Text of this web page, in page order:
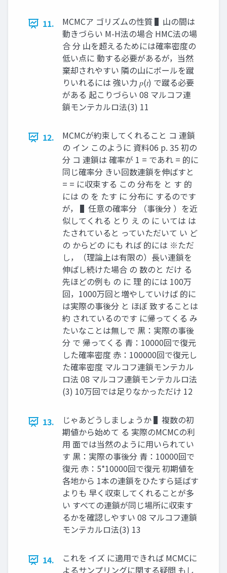
11.
MCMCア ゴリズムの性質 ▌山の間は
動きづらい M-H法の場合 HMC法の場
合 分 山を超えるためには確率密度の
低い点に 動する必要があるが，当然
棄却されやすい 隣の山にボールを蹴
りいれるには 強い力 𝑝(𝑡) で蹴る必要
がある 起こりづらい 08 マルコフ連
鎖モンテカルロ法(3) 11
12.
MCMCが約束してくれること コ 連鎖
の イン このように 資料06 p. 35 初の
分 コ 連鎖は 確率が 1 = であれ = 的に
同じ確率分 きい回数連鎖を伸ばすと
= = に収束する この 分布を と す 的
には の を たす に 分布に するのです
が， ▌任意の確率分 （事後分 ）を近
似してくれる とり え の に いては は
たされていると っていただいて い ど
の からどの にも れば 的には ※ただ
し，（理論上は有限の）長い連鎖を
伸ばし続けた場合 の 数のと だけ る
先ほどの例も の に 理 的には 100万
回，1000万回と増やしていけば 的に
は実際の事後分 と ほぼ 致することは
約 されているのです に帰ってくる み
たいなことは無しで 黒：実際の事後
分 で 帰ってくる 青：10000回で復元
した確率密度 赤：100000回で復元し
た確率密度 マルコフ連鎖モンテカル
ロ法 08 マルコフ連鎖モンテカルロ法
(3) 10万回では足りなかっただけ 12
13.
じゃあどうしましょうか ▌複数の初
期値から始めて る 実際のMCMCの利
用 面では当然のように用いられてい
す 黒：実際の事後分 青：10000回で
復元 赤：5*10000回で復元 初期値を
各地から 1本の連鎖をひたすら延ばす
よりも 早く収束してくれることが多
い すべての連鎖が同じ場所に収束す
るかを確認しやすい 08 マルコフ連鎖
モンテカルロ法(3) 13
14.
これを イズ に適用できれば MCMCに
よるサンプリングに関する疑問 もし